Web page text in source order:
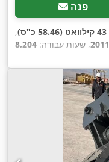
פנה
43 קילוואט (58.46 כ"ס)
,
2011, שעות עבודה: